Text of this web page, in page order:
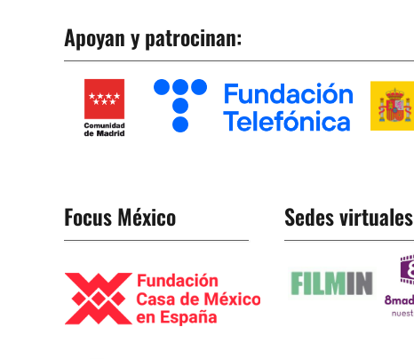
Apoyan y patrocinan:
Focus México Sedes virtuales